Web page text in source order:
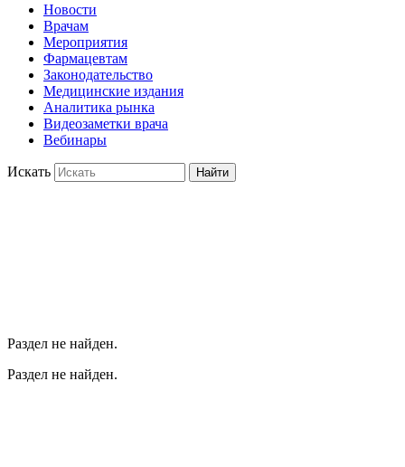
Новости
Врачам
Мероприятия
Фармацевтам
Законодательство
Медицинские издания
Аналитика рынка
Видеозаметки врача
Вебинары
Искать Найти
Раздел не найден.
Раздел не найден.